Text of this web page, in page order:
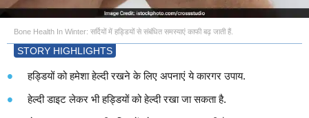
Bone Health In Winter: सर्दियों में हड्डियों से संबंधित समस्याएं काफी बढ़ जाती हैं.
STORY HIGHLIGHTS
हड्डियों को हमेशा हेल्दी रखने के लिए अपनाएं ये कारगर उपाय.
हेल्दी डाइट लेकर भी हड्डियों को हेल्दी रखा जा सकता है.